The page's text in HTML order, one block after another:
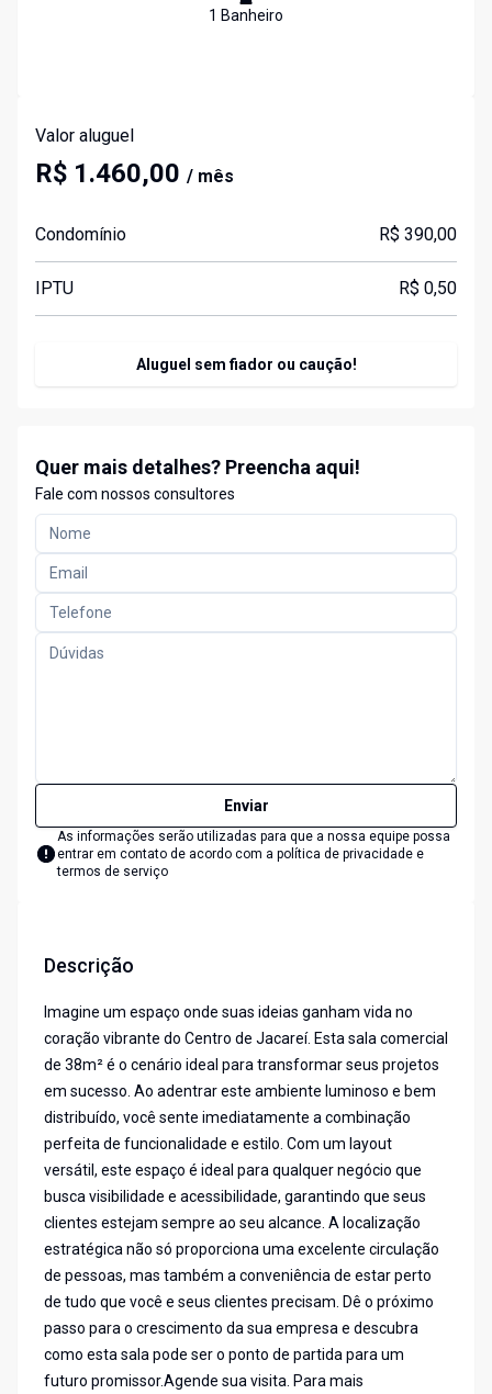
1 Banheiro
Valor aluguel
R$ 1.460,00 / mês
Condomínio R$ 390,00
IPTU R$ 0,50
Aluguel sem fiador ou caução!
Quer mais detalhes? Preencha aqui!
Fale com nossos consultores
Enviar
As informações serão utilizadas para que a nossa equipe possa
entrar em contato de acordo com a política de privacidade e
termos de serviço
Descrição
Imagine um espaço onde suas ideias ganham vida no
coração vibrante do Centro de Jacareí. Esta sala comercial
de 38m² é o cenário ideal para transformar seus projetos
em sucesso. Ao adentrar este ambiente luminoso e bem
distribuído, você sente imediatamente a combinação
perfeita de funcionalidade e estilo. Com um layout
versátil, este espaço é ideal para qualquer negócio que
busca visibilidade e acessibilidade, garantindo que seus
clientes estejam sempre ao seu alcance. A localização
estratégica não só proporciona uma excelente circulação
de pessoas, mas também a conveniência de estar perto
de tudo que você e seus clientes precisam. Dê o próximo
passo para o crescimento da sua empresa e descubra
como esta sala pode ser o ponto de partida para um
futuro promissor.Agende sua visita. Para mais